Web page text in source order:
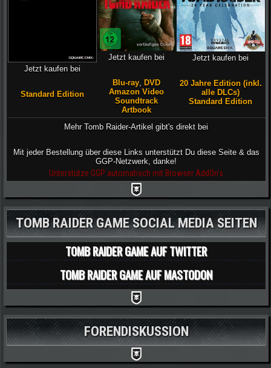
Jetzt kaufen bei
Standard Edition
Jetzt kaufen bei
Blu-ray
DVD
Amazon Video
Soundtrack
Artbook
Jetzt kaufen bei
20 Jahre Edition (inkl.
alle DLCs)
Standard Edition
Mehr Tomb Raider-Artikel gibt's direkt bei
Mit jeder Bestellung über diese Links unterstützt Du diese Seite & das
GGP-Netzwerk, danke!
Unterstütze GGP automatisch mit Browser AddOn's
TOMB RAIDER GAME SOCIAL MEDIA SEITEN
TOMB RAIDER GAME AUF TWITTER
TOMB RAIDER GAME AUF MASTODON
FORENDISKUSSION